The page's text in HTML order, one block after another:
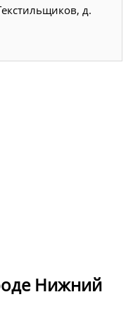
д.
Нижний